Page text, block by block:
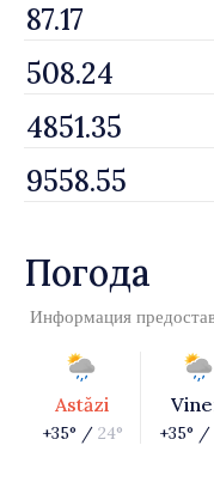
Погода
Информация
Astăzi
+35° / 24° +35° /